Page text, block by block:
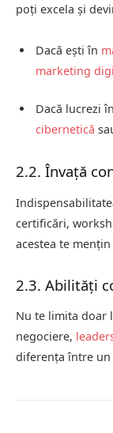
poți excela și
Dacă ești în
marketing
Dacă lucrezi în
cibernetică
2.2. Învață
certificări,
acestea te
2.3. Abilități
Nu te limita doar
negociere,
diferența între